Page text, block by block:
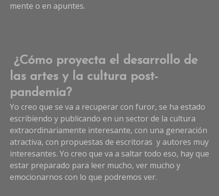
mente o en apuntes.
¿Cómo proyecta el desarrollo de
las artes y la cultura post-
pandemia?
Yo creo que se va a recuperar con furor, se ha estado
escribiendo y publicando en un sector de la cultura
extraordinariamente interesante, con una generación
atractiva, con propuestas de escritoras y autores muy
interesantes. Yo creo que va a saltar todo eso, hay que
estar preparado para leer mucho, ver mucho y
emocionarnos con lo que podremos ver.